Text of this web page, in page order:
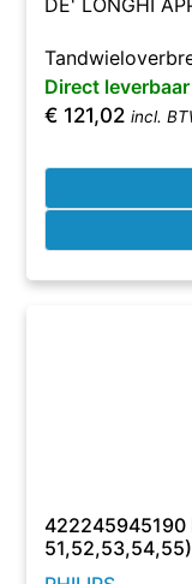
DE' LONGHI
Direct leverbaar
€ 121,02 incl.
422245945190
51,52,53,54,55)